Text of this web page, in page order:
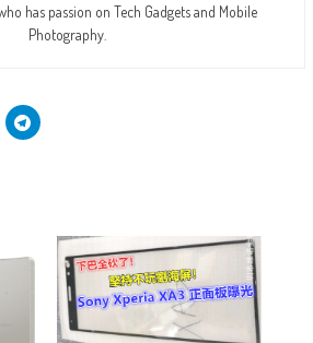
has passion on Tech Gadgets and Mobile
Photography.